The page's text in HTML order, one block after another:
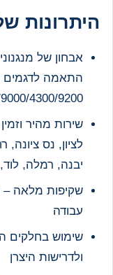
היתרונות
אבחון של
התאמה לדגמים
4300/9200
שירות מהיר
לציון, נס
יבנה, רמלה,
שקיפות מלאה –
עבודה
שימוש בחלקים
ולדרישות היצרן